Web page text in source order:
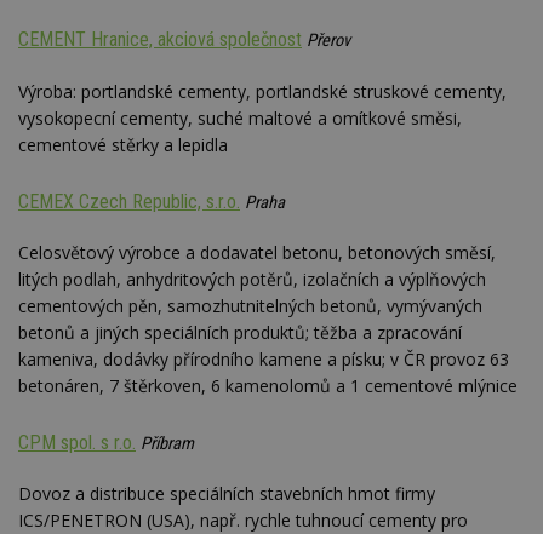
CEMENT Hranice, akciová společnost Přerov
Výroba: portlandské cementy, portlandské struskové cementy,
vysokopecní cementy, suché maltové a omítkové směsi,
cementové stěrky a lepidla
CEMEX Czech Republic, s.r.o. Praha
Celosvětový výrobce a dodavatel betonu, betonových směsí,
litých podlah, anhydritových potěrů, izolačních a výplňových
cementových pěn, samozhutnitelných betonů, vymývaných
betonů a jiných speciálních produktů; těžba a zpracování
kameniva, dodávky přírodního kamene a písku; v ČR provoz 63
betonáren, 7 štěrkoven, 6 kamenolomů a 1 cementové mlýnice
CPM spol. s r.o. Příbram
Dovoz a distribuce speciálních stavebních hmot firmy
ICS/PENETRON (USA), např. rychle tuhnoucí cementy pro